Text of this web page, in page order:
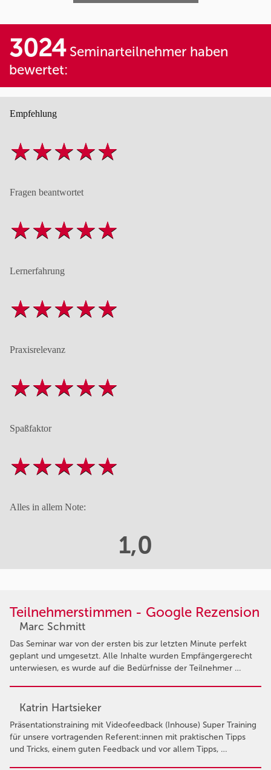
3024Seminarteilnehmer haben
bewertet:
Empfehlung
Fragen beantwortet
Lernerfahrung
Praxisrelevanz
Spaßfaktor
Alles in allem Note:
1,0
Teilnehmerstimmen - Google Rezension
Marc Schmitt
Das Seminar war von der ersten bis zur letzten Minute perfekt
geplant und umgesetzt. Alle Inhalte wurden Empfängergerecht
unterwiesen, es wurde auf die Bedürfnisse der Teilnehmer …
Katrin Hartsieker
Präsentationstraining mit Videofeedback (Inhouse) Super Training
für unsere vortragenden Referent:innen mit praktischen Tipps
und Tricks, einem guten Feedback und vor allem Tipps, …